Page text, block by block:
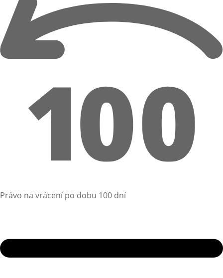
Právo na vrácení po dobu 100 dní